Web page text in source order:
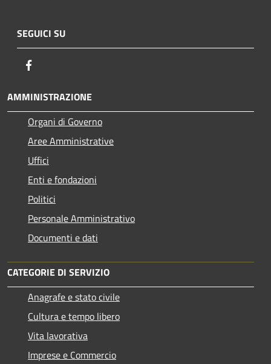
SEGUICI SU
AMMINISTRAZIONE
Organi di Governo
Aree Amministrative
Uffici
Enti e fondazioni
Politici
Personale Amministrativo
Documenti e dati
CATEGORIE DI SERVIZIO
Anagrafe e stato civile
Cultura e tempo libero
Vita lavorativa
Imprese e Commercio